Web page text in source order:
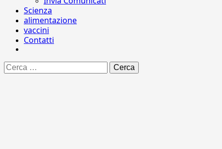
Scienza
alimentazione
vaccini
Contatti
Ricerca
per: